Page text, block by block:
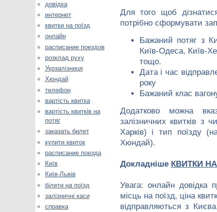
Для того щоб
потрібно сформувати
Бажаний потяг з
Київ-Одеса, Київ-
тощо.
Дата і час
року
Бажаний клас
Додатково можна
залізничних квитків з
Харків) і тип поїзду
Хюндай).
Докладніше КВИТКИ
Увага: онлайн довідка
місць на поїзд, ціна
відправляються з
довідка
интернет
квитки на поїзд
онлайн
расписание поездов
розклад руху
Укрзалізниця
Хюндай
телефон
вартість квитка
вартість квитків на
потяг
заказать билет
купити квиток
расписание поезда
Київ
Київ-Львів
білети на поїзд
залізничні каси
справка